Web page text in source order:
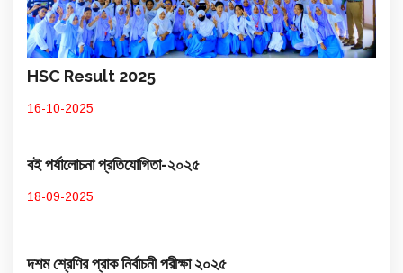
HSC Result 2025
16-10-2025
বই পর্যালোচনা প্রতিযোগিতা-২০২৫
18-09-2025
দশম শ্রেণির প্রাক নির্বাচনী পরীক্ষা ২০২৫